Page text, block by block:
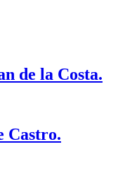
de la Costa.
Castro.